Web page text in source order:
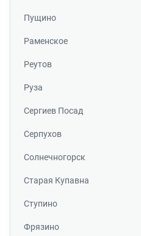
Пущино
Раменское
Реутов
Руза
Сергиев Посад
Серпухов
Солнечногорск
Старая Купавна
Ступино
Фрязино